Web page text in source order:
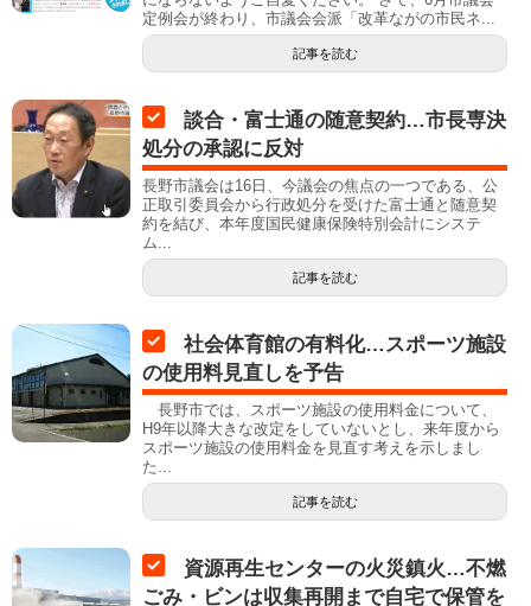
定例会が終わり、市議会会派「改革ながの市民ネ...
記事を読む
談合・富士通の随意契約…市長専決
処分の承認に反対
長野市議会は16日、今議会の焦点の一つである、公
正取引委員会から行政処分を受けた富士通と随意契
約を結び、本年度国民健康保険特別会計にシステ
ム...
記事を読む
社会体育館の有料化…スポーツ施設
の使用料見直しを予告
長野市では、スポーツ施設の使用料金について、
H9年以降大きな改定をしていないとし、来年度から
スポーツ施設の使用料金を見直す考えを示しまし
た...
記事を読む
資源再生センターの火災鎮火…不燃
ごみ・ビンは収集再開まで自宅で保管を